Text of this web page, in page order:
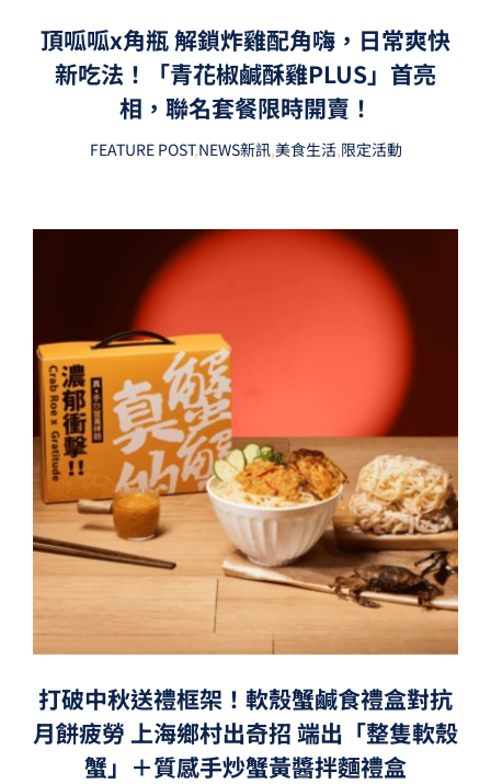
頂呱呱x角瓶 解鎖炸雞配角嗨，日常爽快
新吃法！「青花椒鹹酥雞PLUS」首亮
相，聯名套餐限時開賣！
FEATURE POST,NEWS新訊,美食生活,限定活動
打破中秋送禮框架！軟殼蟹鹹食禮盒對抗
月餅疲勞 上海鄉村出奇招 端出「整隻軟殼
蟹」＋質感手炒蟹黃醬拌麵禮盒